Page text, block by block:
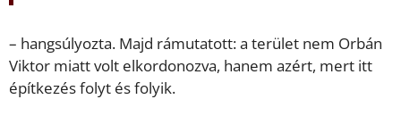
– hangsúlyozta. Majd rámutatott: a terület nem Orbán
Viktor miatt volt elkordonozva, hanem azért, mert itt
építkezés folyt és folyik.